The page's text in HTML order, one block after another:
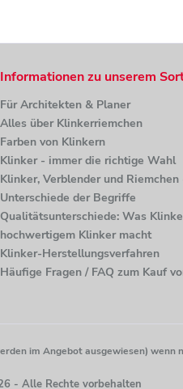
Informationen zu unserem
Für Architekten & Planer
Alles über Klinkerriemchen
Farben von Klinkern
Klinker - immer die richtige Wahl
Klinker, Verblender und Riemchen
Unterschiede der Begriffe
Qualitätsunterschiede: Was
hochwertigem Klinker macht
Klinker-Herstellungsverfahren
Häufige Fragen / FAQ zum Kauf
im Angebot ausgewiesen) wenn
- Alle Rechte vorbehalten